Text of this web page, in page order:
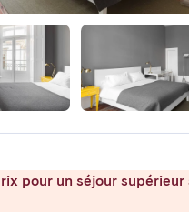
pour un séjour supérieur